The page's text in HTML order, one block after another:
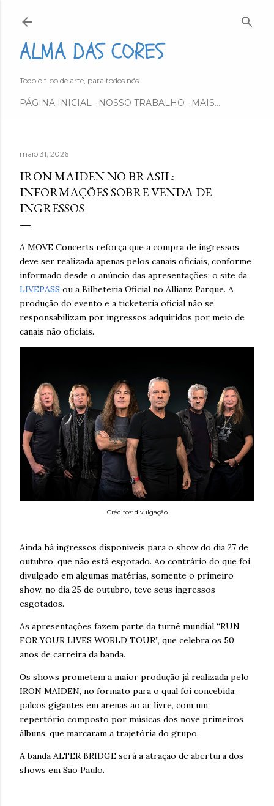
ALMA DAS CORES
Todo o tipo de arte, para todos nós.
PÁGINA INICIAL NOSSO TRABALHO MAIS…
maio 31, 2026
IRON MAIDEN NO BRASIL:
INFORMAÇÕES SOBRE VENDA DE
INGRESSOS
A MOVE Concerts reforça que a compra de ingressos
deve ser realizada apenas pelos canais oficiais, conforme
informado desde o anúncio das apresentações: o site da
LIVEPASS ou a Bilheteria Oficial no Allianz Parque. A
produção do evento e a ticketeria oficial não se
responsabilizam por ingressos adquiridos por meio de
canais não oficiais.
Créditos: divulgação
Ainda há ingressos disponíveis para o show do dia 27 de
outubro, que não está esgotado. Ao contrário do que foi
divulgado em algumas matérias, somente o primeiro
show, no dia 25 de outubro, teve seus ingressos
esgotados.
As apresentações fazem parte da turnê mundial “RUN
FOR YOUR LIVES WORLD TOUR”, que celebra os 50
anos de carreira da banda.
Os shows prometem a maior produção já realizada pelo
IRON MAIDEN, no formato para o qual foi concebida:
palcos gigantes em arenas ao ar livre, com um
repertório composto por músicas dos nove primeiros
álbuns, que marcaram a trajetória do grupo.
A banda ALTER BRIDGE será a atração de abertura dos
shows em São Paulo.